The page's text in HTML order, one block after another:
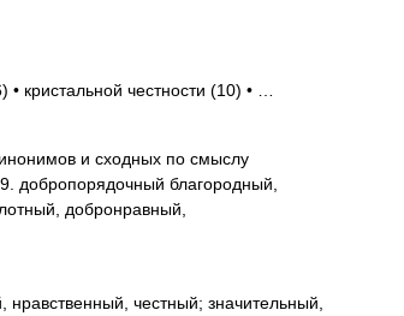
кристальной честности (10) • …
и сходных по смыслу
добропорядочный благородный,
добронравный,
честный; значительный,